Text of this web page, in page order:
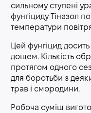
сильному ступені
фунгіциду Тіназол
температури
Цей фунгіцид
дощем. Кількість
протягом одного
для боротьби з
трав і смородини.
Робоча суміш